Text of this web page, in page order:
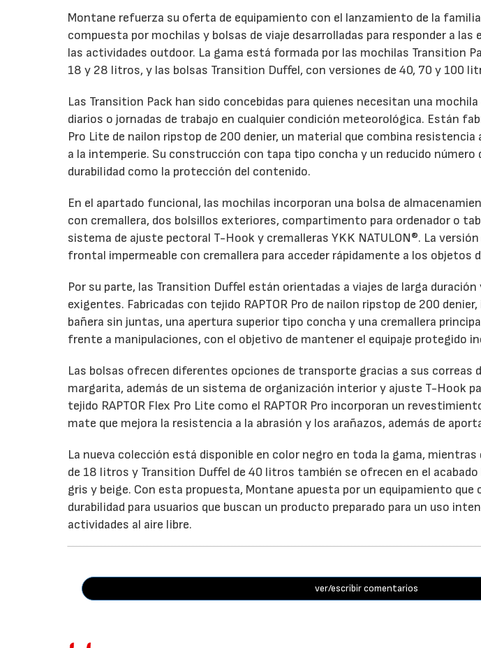
Montane refuerza su oferta de equipamiento con el lanzamiento de la
compuesta por mochilas y bolsas de viaje desarrolladas para responder a las
las actividades outdoor. La gama está formada por las mochilas Transition
18 y 28 litros, y las bolsas Transition Duffel, con versiones de 40, 70 y 100
Las Transition Pack han sido concebidas para quienes necesitan una
diarios o jornadas de trabajo en cualquier condición meteorológica. Están
Pro Lite de nailon ripstop de 200 denier, un material que combina
a la intemperie. Su construcción con tapa tipo concha y un reducido
durabilidad como la protección del contenido.
En el apartado funcional, las mochilas incorporan una bolsa de
con cremallera, dos bolsillos exteriores, compartimento para ordenador o
sistema de ajuste pectoral T-Hook y cremalleras YKK NATULON®. La
frontal impermeable con cremallera para acceder rápidamente a los objetos
Por su parte, las Transition Duffel están orientadas a viajes de larga
exigentes. Fabricadas con tejido RAPTOR Pro de nailon ripstop de 200
bañera sin juntas, una apertura superior tipo concha y una cremallera
frente a manipulaciones, con el objetivo de mantener el equipaje protegido
Las bolsas ofrecen diferentes opciones de transporte gracias a sus correas
margarita, además de un sistema de organización interior y ajuste T-Hook
tejido RAPTOR Flex Pro Lite como el RAPTOR Pro incorporan un
mate que mejora la resistencia a la abrasión y los arañazos, además de
La nueva colección está disponible en color negro en toda la gama,
de 18 litros y Transition Duffel de 40 litros también se ofrecen en el
gris y beige. Con esta propuesta, Montane apuesta por un equipamiento
durabilidad para usuarios que buscan un producto preparado para un uso
actividades al aire libre.
ver/escribir comentarios